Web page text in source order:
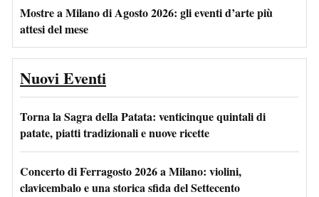
Mostre a Milano di Agosto 2026: gli eventi d’arte più
attesi del mese
Nuovi Eventi
Torna la Sagra della Patata: venticinque quintali di
patate, piatti tradizionali e nuove ricette
Concerto di Ferragosto 2026 a Milano: violini,
clavicembalo e una storica sfida del Settecento